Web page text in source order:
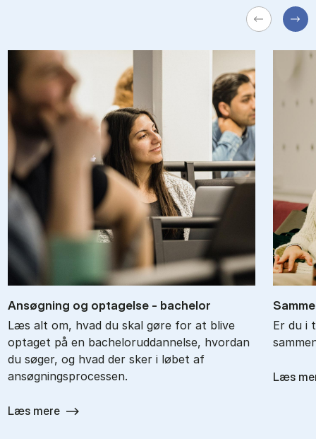
An­søg­ning og op­ta­gel­se - ba­chel­or
Læs alt om, hvad du skal gøre for at blive
optaget på en bacheloruddannelse, hvordan
du søger, og hvad der sker i løbet af
ansøgningsprocessen.
Læs mere
Er du i
Læs